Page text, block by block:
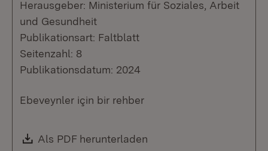
Herausgeber: Ministerium für Soziales, Arbeit
und Gesundheit
Publikationsart: Faltblatt
Seitenzahl: 8
Publikationsdatum: 2024
Ebeveynler için bir rehber
Download:
Als PDF herunterladen